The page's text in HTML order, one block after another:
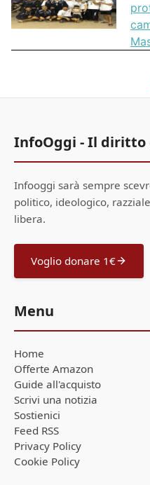
InfoOggi - Il diritto
Infooggi sarà sempre
politico, ideologico,
libera.
Voglio donare 1€
Menu
Home
Offerte Amazon
Guide all'acquisto
Scrivi una notizia
Sostienici
Feed RSS
Privacy Policy
Cookie Policy